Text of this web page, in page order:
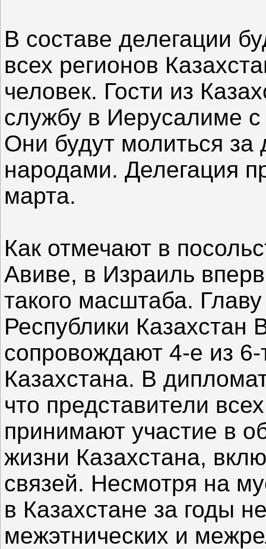
В составе делегации
всех регионов
человек. Гости из
службу в Иерусалиме
Они будут молиться
народами. Делегация
марта.
Как отмечают в
Авиве, в Израиль
такого масштаба.
Республики Казахстан
сопровождают 4-е из
Казахстана. В
что представители
принимают участие в
жизни Казахстана,
связей. Несмотря на
в Казахстане за годы
межэтнических и